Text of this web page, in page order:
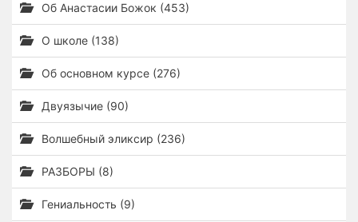
Об Анастасии Божок (453)
О школе (138)
Об основном курсе (276)
Двуязычие (90)
Волшебный эликсир (236)
РАЗБОРЫ (8)
Гениальность (9)